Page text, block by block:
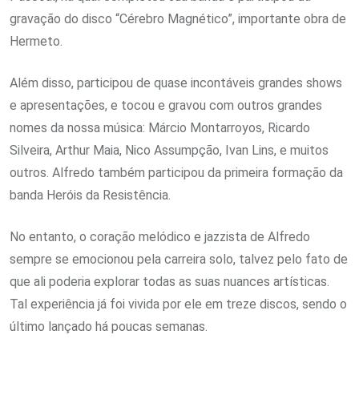
gravação do disco “Cérebro Magnético”, importante obra de
Hermeto.
Além disso, participou de quase incontáveis grandes shows
e apresentações, e tocou e gravou com outros grandes
nomes da nossa música: Márcio Montarroyos, Ricardo
Silveira, Arthur Maia, Nico Assumpção, Ivan Lins, e muitos
outros. Alfredo também participou da primeira formação da
banda Heróis da Resistência.
No entanto, o coração melódico e jazzista de Alfredo
sempre se emocionou pela carreira solo, talvez pelo fato de
que ali poderia explorar todas as suas nuances artísticas.
Tal experiência já foi vivida por ele em treze discos, sendo o
último lançado há poucas semanas.